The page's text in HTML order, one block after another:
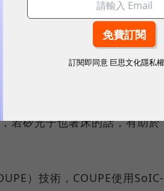
程，成功開發了多頻段分光膜
，提高了客戶在手機、NB、車
光子技術，台積電和日月光也
若矽光子也著床的話，有助於
）技術，COUPE使用SoIC-
訂閱即同意 巨思文化隱私